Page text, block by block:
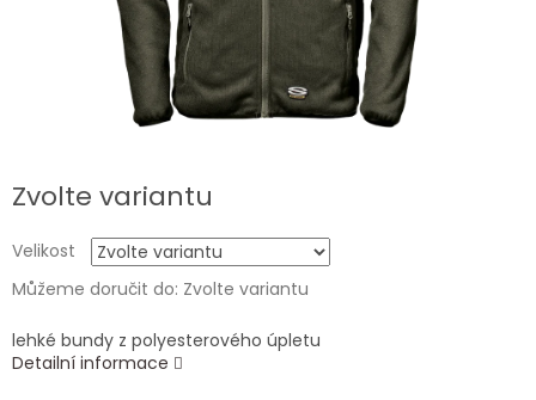
Zvolte variantu
Velikost
Můžeme doručit do: Zvolte variantu
lehké bundy z polyesterového úpletu
Detailní informace